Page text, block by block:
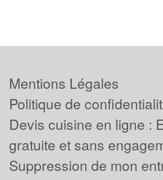
Mentions Légales
Politique de
Devis cuisine en ligne :
gratuite et sans
Suppression de mon